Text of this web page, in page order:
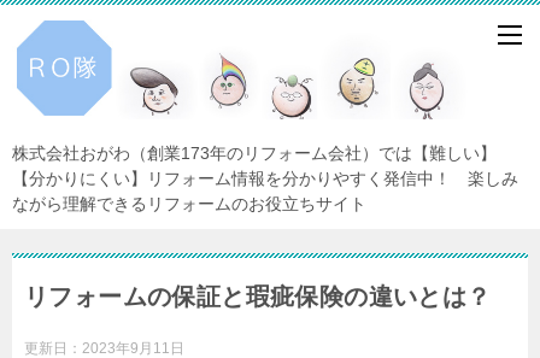
株式会社おがわ（創業173年のリフォーム会社）では【難しい】
【分かりにくい】リフォーム情報を分かりやすく発信中！ 楽しみ
ながら理解できるリフォームのお役立ちサイト
リフォームの保証と瑕疵保険の違いとは？
更新日： 2023年9月11日